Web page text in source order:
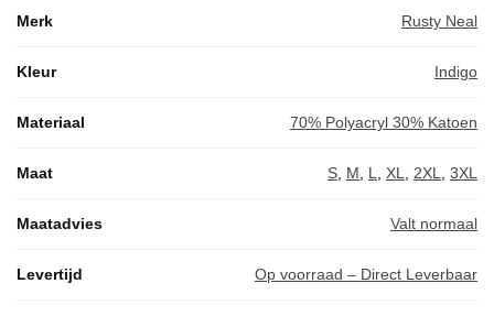
Merk Rusty Neal
Kleur Indigo
Materiaal 70% Polyacryl 30% Katoen
Maat S M L XL 2XL 3XL
Maatadvies Valt normaal
Levertijd Op voorraad – Direct Leverbaar